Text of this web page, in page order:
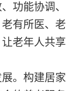
功能协调、
有所医、老
老年人共享
。构建居家